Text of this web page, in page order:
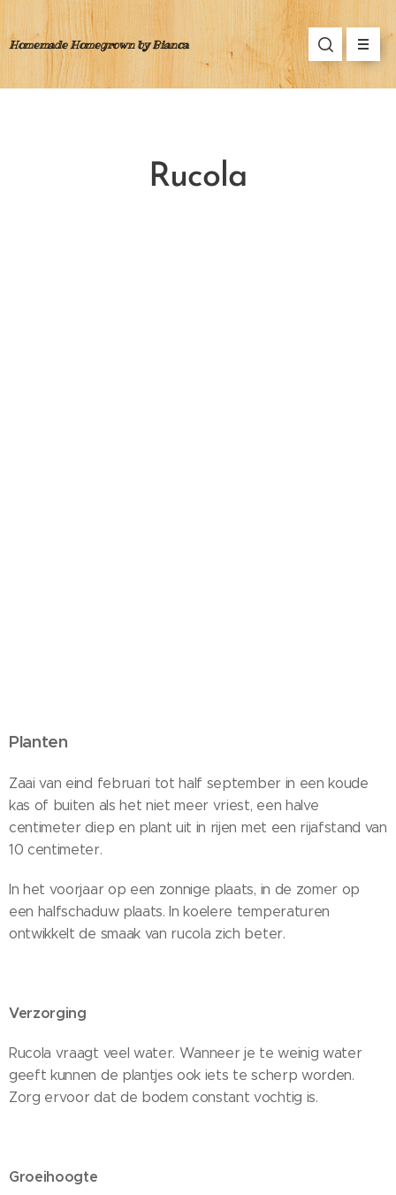
Homemade Homegrown by Bianca
Rucola
Planten
Zaai van eind februari tot half september in een koude
kas of buiten als het niet meer vriest, een halve
centimeter diep en plant uit in rijen met een rijafstand van
10 centimeter.
In het voorjaar op een zonnige plaats, in de zomer op
een halfschaduw plaats. In koelere temperaturen
ontwikkelt de smaak van rucola zich beter.
Verzorging
Rucola vraagt veel water. Wanneer je te weinig water
geeft kunnen de plantjes ook iets te scherp worden.
Zorg ervoor dat de bodem constant vochtig is.
Groeihoogte